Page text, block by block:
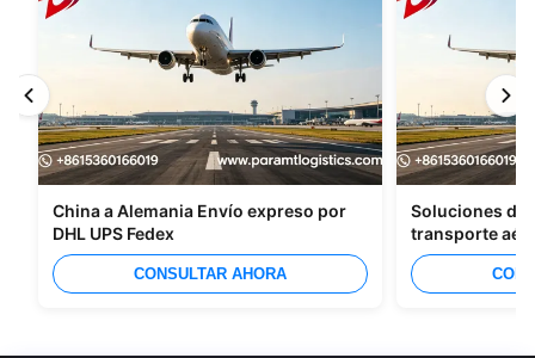
China a Alemania Envío expreso por
DHL UPS Fedex
CONSULTAR AHORA
Soluciones de
transporte